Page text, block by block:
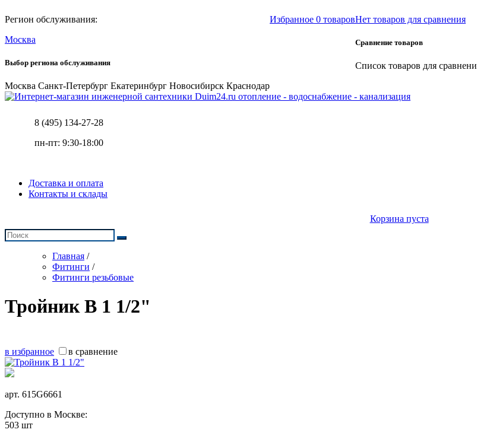
Регион обслуживания:
Москва
Выбор региона обслуживания
Москва Санкт-Петербург Екатеринбург Новосибирск Краснодар
Избранное 0 товаровНет товаров для сравнения
Сравнение товаров
Список товаров для
отопление - водоснабжение - канализация
8 (495) 134-27-28
пн-пт: 9:30-18:00
Доставка и оплата
Контакты и склады
Корзина пуста
Главная /
Фитинги /
Фитинги резьбовые
Тройник В 1 1/2"
в избранное в сравнение
арт. 615G6661
Доступно в Москве:
503 шт